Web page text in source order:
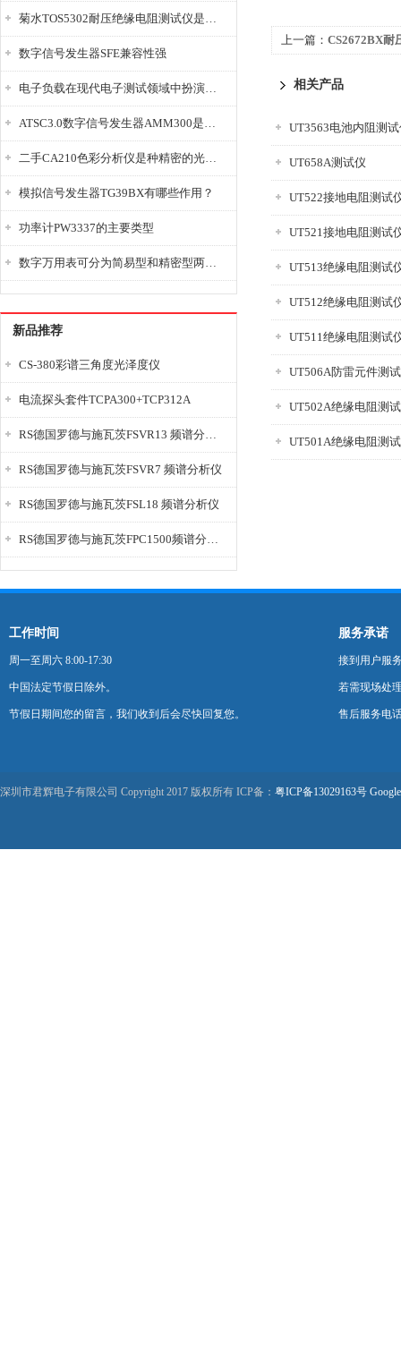
菊水TOS5302耐压绝缘电阻测试仪是种重要的电气安全检测设备
数字信号发生器SFE兼容性强
电子负载在现代电子测试领域中扮演着重要的角色
ATSC3.0数字信号发生器AMM300是能够产生各种数字信号的电子设备
二手CA210色彩分析仪是种精密的光学测量仪器
模拟信号发生器TG39BX有哪些作用？
功率计PW3337的主要类型
数字万用表可分为简易型和精密型两大类
新品推荐
CS-380彩谱三角度光泽度仪
电流探头套件TCPA300+TCP312A
RS德国罗德与施瓦茨FSVR13 频谱分析仪
RS德国罗德与施瓦茨FSVR7 频谱分析仪
RS德国罗德与施瓦茨FSL18 频谱分析仪
RS德国罗德与施瓦茨FPC1500频谱分析仪
上一篇： CS2672BX耐
相关产品
UT3563电池内阻测
UT658A测试仪
UT522接地电阻测试
UT521接地电阻测试
UT513绝缘电阻测试
UT512绝缘电阻测试
UT511绝缘电阻测试
UT506A防雷元件测
UT502A绝缘电阻测
UT501A绝缘电阻测
工作时间
周一至周六 8:00-17:30
中国法定节假日除外。
节假日期间您的留言，我们收到后会尽快回复您。
服务承诺
接到用户服
若需现场处
售后服务电
深圳市君辉电子有限公司 Copyright 2017 版权所有 ICP备： 粤ICP备13029163号